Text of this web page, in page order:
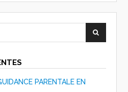
PARENTALE EN